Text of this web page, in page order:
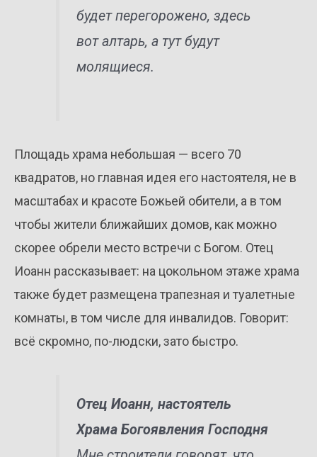
будет перегорожено, здесь
вот алтарь, а тут будут
молящиеся.
Площадь храма небольшая — всего 70
квадратов, но главная идея его настоятеля, не в
масштабах и красоте Божьей обители, а в том
чтобы жители ближайших домов, как можно
скорее обрели место встречи с Богом. Отец
Иоанн рассказывает: на цокольном этаже храма
также будет размещена трапезная и туалетные
комнаты, в том числе для инвалидов. Говорит:
всё скромно, по-людски, зато быстро.
Отец Иоанн, настоятель
Храма Богоявления Господня